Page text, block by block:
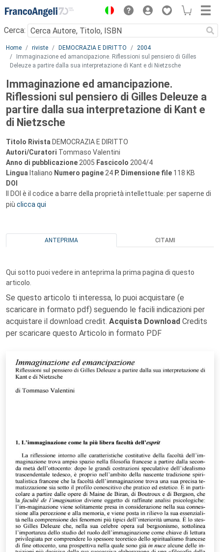
Menu
Cerca:
Main content
Home riviste DEMOCRAZIA E DIRITTO
2004
Immaginazione ed amancipazione. Riflessioni sul pensiero di Gilles
Deleuze a partire dalla sua interpretazione di Kant e di Nietzsche
Immaginazione ed amancipazione.
Riflessioni sul pensiero di Gilles Deleuze a
partire dalla sua interpretazione di Kant e
di Nietzsche
Titolo Rivista DEMOCRAZIA E DIRITTO
Autori/Curatori Tommaso Valentini
Anno di pubblicazione 2005 Fascicolo 2004/4
Lingua Italiano Numero pagine 24 P. Dimensione file 118 KB
DOI
Il DOI è il codice a barre della proprietà intellettuale: per saperne di
più clicca qui
ANTEPRIMA CITAMI
Qui sotto puoi vedere in anteprima la prima pagina di questo
articolo.
Se questo articolo ti interessa, lo puoi acquistare (e
scaricare in formato pdf) seguendo le facili indicazioni per
acquistare il download credit. Acquista Download Credits
per scaricare questo Articolo in formato PDF